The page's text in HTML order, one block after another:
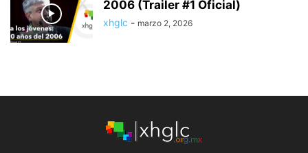
2006 (Trailer #1 Oficial)
xhglc - marzo 2, 2026